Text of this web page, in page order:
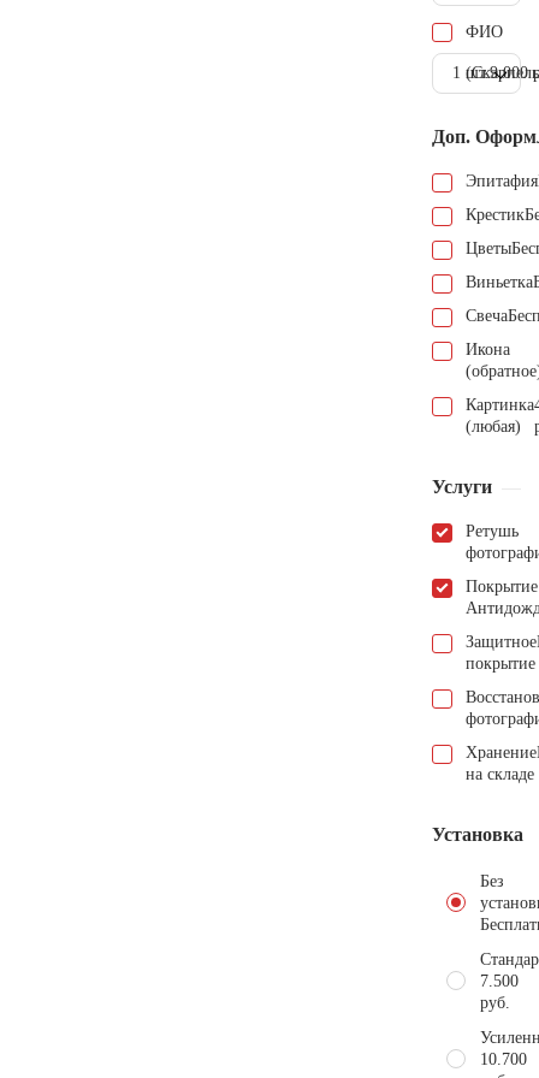
ФИО
1 шт.9.000
Доп.
Эпитафия
Крестик
Цветы
Виньетка
Свеча
Икона
Картинка
(любая)
Услуги
Ретушь
Покрытие
Защитное
покрытие
Хранение
на складе
Установка
Без
7.500
руб.
10.700